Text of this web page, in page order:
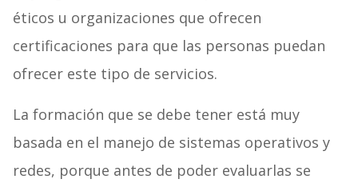
éticos u organizaciones que ofrecen
certificaciones para que las personas puedan
ofrecer este tipo de servicios.
La formación que se debe tener está muy
basada en el manejo de sistemas operativos y
redes, porque antes de poder evaluarlas se